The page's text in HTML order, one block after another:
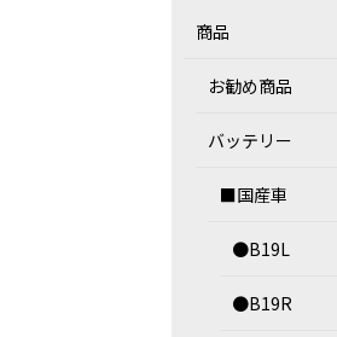
商品
お勧め商品
バッテリー
■国産車
●B19L
●B19R